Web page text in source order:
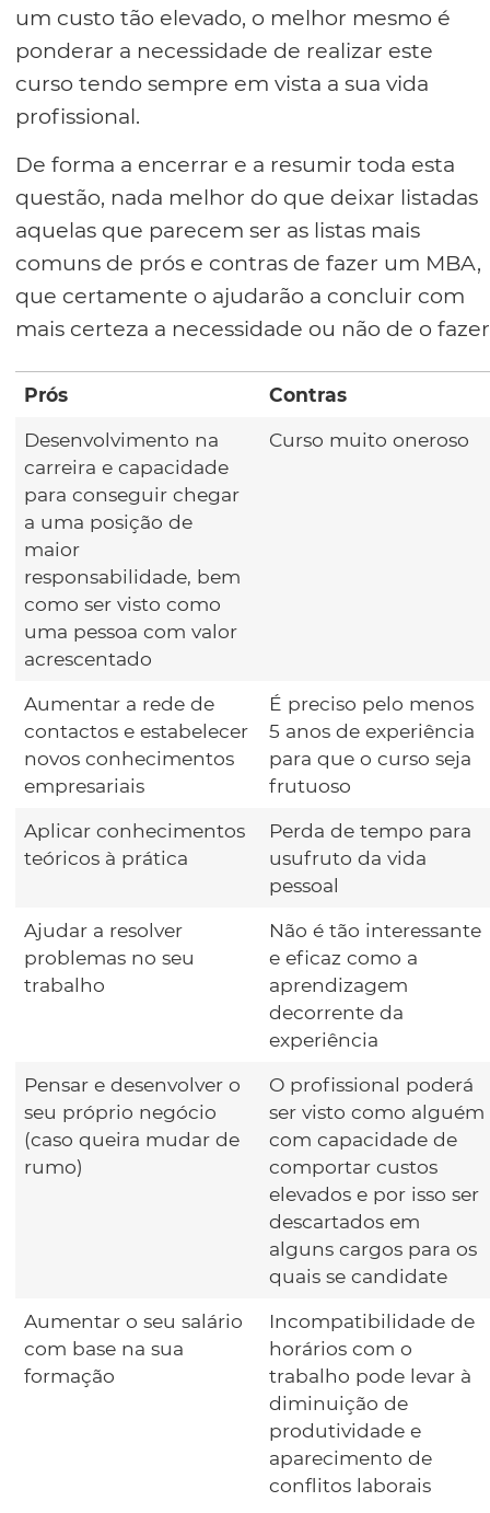
um custo tão elevado, o melhor mesmo é
ponderar a necessidade de realizar este
curso tendo sempre em vista a sua vida
profissional.
De forma a encerrar e a resumir toda esta
questão, nada melhor do que deixar listadas
aquelas que parecem ser as listas mais
comuns de prós e contras de fazer um MBA,
que certamente o ajudarão a concluir com
mais certeza a necessidade ou não de o
Prós
Contras
Desenvolvimento na
carreira e capacidade
para conseguir chegar
a uma posição de
maior
responsabilidade, bem
como ser visto como
uma pessoa com valor
acrescentado
Curso muito oneroso
Aumentar a rede de
contactos e estabelecer
novos conhecimentos
empresariais
É preciso pelo menos
5 anos de experiência
para que o curso seja
frutuoso
Aplicar conhecimentos
teóricos à prática
Perda de tempo para
usufruto da vida
pessoal
Ajudar a resolver
problemas no seu
trabalho
Não é tão interessante
e eficaz como a
aprendizagem
decorrente da
experiência
Pensar e desenvolver o
seu próprio negócio
(caso queira mudar de
rumo)
O profissional poderá
ser visto como alguém
com capacidade de
comportar custos
elevados e por isso ser
descartados em
alguns cargos para os
quais se candidate
Aumentar o seu salário
com base na sua
formação
Incompatibilidade de
horários com o
trabalho pode levar à
diminuição de
produtividade e
aparecimento de
conflitos laborais